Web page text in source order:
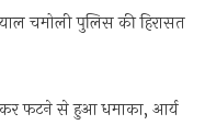
चमोली पुलिस की हिरासत
कुकर फटने से हुआ धमाका, आर्य